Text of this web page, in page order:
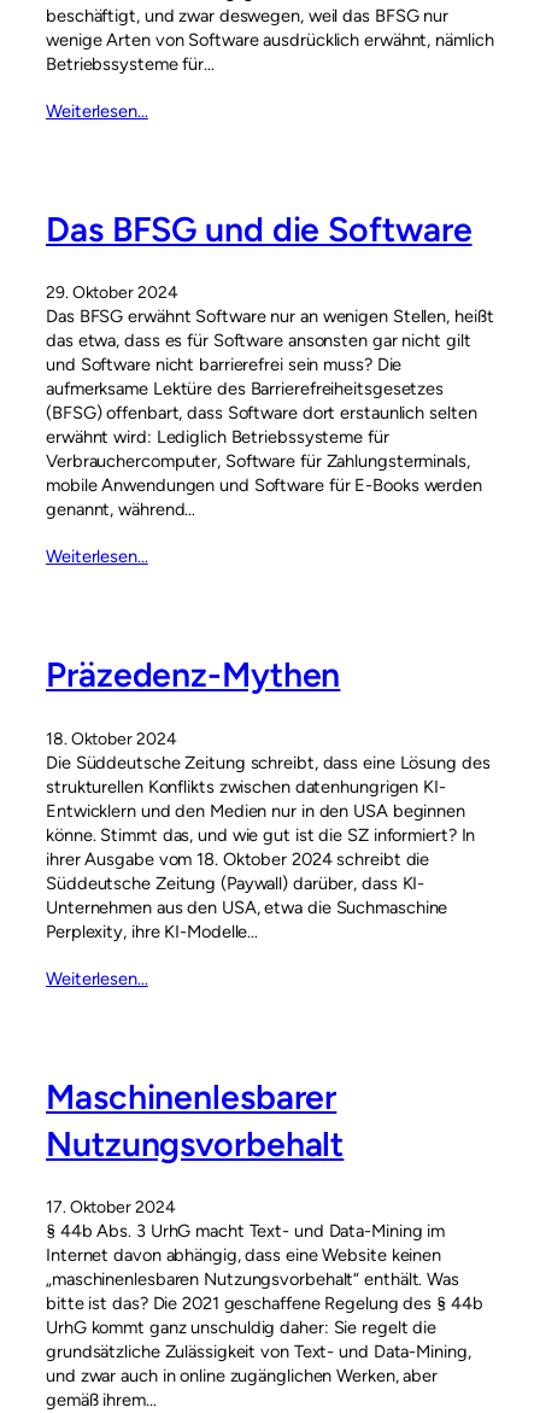
beschäftigt, und zwar deswegen, weil das BFSG nur
wenige Arten von Software ausdrücklich erwähnt, nämlich
Betriebssysteme für…
Weiterlesen…
Das BFSG und die Software
29. Oktober 2024
Das BFSG erwähnt Software nur an wenigen Stellen, heißt
das etwa, dass es für Software ansonsten gar nicht gilt
und Software nicht barrierefrei sein muss? Die
aufmerksame Lektüre des Barrierefreiheitsgesetzes
(BFSG) offenbart, dass Software dort erstaunlich selten
erwähnt wird: Lediglich Betriebssysteme für
Verbrauchercomputer, Software für Zahlungsterminals,
mobile Anwendungen und Software für E-Books werden
genannt, während…
Weiterlesen…
Präzedenz-Mythen
18. Oktober 2024
Die Süddeutsche Zeitung schreibt, dass eine Lösung des
strukturellen Konflikts zwischen datenhungrigen KI-
Entwicklern und den Medien nur in den USA beginnen
könne. Stimmt das, und wie gut ist die SZ informiert? In
ihrer Ausgabe vom 18. Oktober 2024 schreibt die
Süddeutsche Zeitung (Paywall) darüber, dass KI-
Unternehmen aus den USA, etwa die Suchmaschine
Perplexity, ihre KI-Modelle…
Weiterlesen…
Maschinenlesbarer
Nutzungsvorbehalt
17. Oktober 2024
§ 44b Abs. 3 UrhG macht Text- und Data-Mining im
Internet davon abhängig, dass eine Website keinen
„maschinenlesbaren Nutzungsvorbehalt“ enthält. Was
bitte ist das? Die 2021 geschaffene Regelung des § 44b
UrhG kommt ganz unschuldig daher: Sie regelt die
grundsätzliche Zulässigkeit von Text- und Data-Mining,
und zwar auch in online zugänglichen Werken, aber
gemäß ihrem…